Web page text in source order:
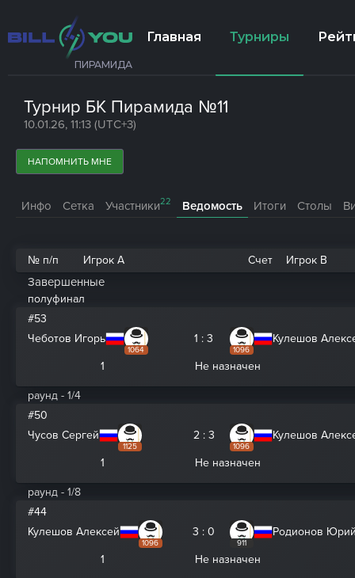
ПИРАМИДА
Главная Турниры
Турнир БК Пирамида №11
10.01.26, 11:13 (UTC+3)
НАПОМНИТЬ МНЕ
Инфо Сетка Участники22 Ведомость Итоги Столы
№ п/п Игрок A Счет Игрок B
Завершенные
полуфинал
#53
Чеботов Игорь
1064
1 : 3
1096
Кулешов
1 Не назначен
раунд - 1/4
#50
Чусов Сергей
1125
2 : 3
1096
Кулешов
1 Не назначен
раунд - 1/8
#44
Кулешов Алексей
1096
3 : 0
911
Родионов
1 Не назначен